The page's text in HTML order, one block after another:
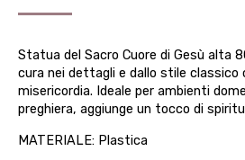
Statua del Sacro Cuore di Gesù alta
cura nei dettagli e dallo stile classico
misericordia. Ideale per ambienti
preghiera, aggiunge un tocco di
MATERIALE: Plastica